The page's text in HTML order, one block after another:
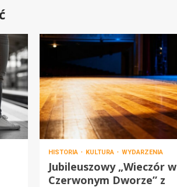
HISTORIA KULTURA WYDARZENIA
Jubileuszowy „Wieczór w
Czerwonym Dworze” z